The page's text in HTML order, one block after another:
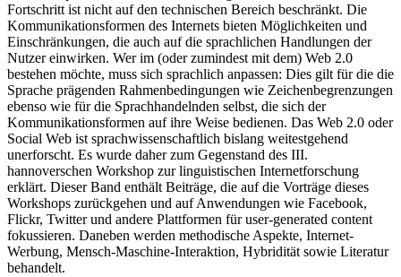
Fortschritt ist nicht auf den technischen Bereich beschränkt. Die
Kommunikationsformen des Internets bieten Möglichkeiten und
Einschränkungen, die auch auf die sprachlichen Handlungen der
Nutzer einwirken. Wer im (oder zumindest mit dem) Web 2.0
bestehen möchte, muss sich sprachlich anpassen: Dies gilt für die die
Sprache prägenden Rahmenbedingungen wie Zeichenbegrenzungen
ebenso wie für die Sprachhandelnden selbst, die sich der
Kommunikationsformen auf ihre Weise bedienen. Das Web 2.0 oder
Social Web ist sprachwissenschaftlich bislang weitestgehend
unerforscht. Es wurde daher zum Gegenstand des III.
hannoverschen Workshop zur linguistischen Internetforschung
erklärt. Dieser Band enthält Beiträge, die auf die Vorträge dieses
Workshops zurückgehen und auf Anwendungen wie Facebook,
Flickr, Twitter und andere Plattformen für user-generated content
fokussieren. Daneben werden methodische Aspekte, Internet-
Werbung, Mensch-Maschine-Interaktion, Hybridität sowie Literatur
behandelt.